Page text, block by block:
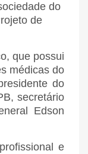
do
de
que possui
médicas do
do
secretário
Edson
e